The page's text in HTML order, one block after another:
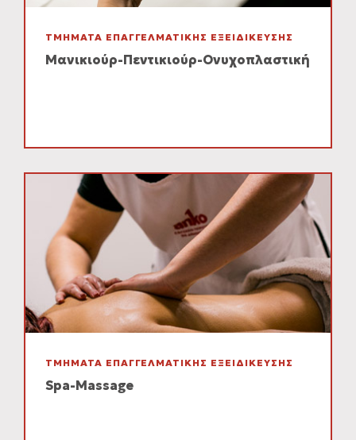
ΤΜΗΜΑΤΑ ΕΠΑΓΓΕΛΜΑΤΙΚΗΣ ΕΞΕΙΔΙΚΕΥΣΗΣ
Μανικιούρ-Πεντικιούρ-Ονυχοπλαστική
ΤΜΗΜΑΤΑ ΕΠΑΓΓΕΛΜΑΤΙΚΗΣ ΕΞΕΙΔΙΚΕΥΣΗΣ
Spa-Massage